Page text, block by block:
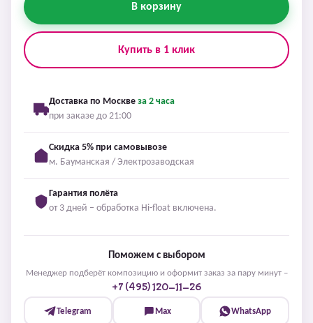
В корзину
Купить в 1 клик
Доставка по Москве за 2 часа
при заказе до 21:00
Скидка 5% при самовывозе
м. Бауманская / Электрозаводская
Гарантия полёта
от 3 дней – обработка Hi-float включена.
Поможем с выбором
Менеджер подберёт композицию и оформит заказ за пару минут –
+7 (495) 120-11-26
Telegram Max WhatsApp